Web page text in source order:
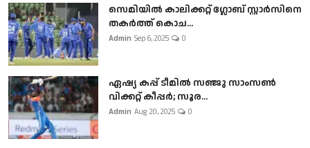
സെമിയിൽ കാലിക്കറ്റ് ഗ്ലോബ് സ്റ്റാർസിനെ
തകർത്ത് കൊച...
Admin Sep 6, 2025 0
ഏഷ്യ കപ്പ് ടീമിൽ സഞ്ജു സാംസൺ
വിക്കറ്റ് കീപ്പർ; സൂര...
Admin Aug 20, 2025 0